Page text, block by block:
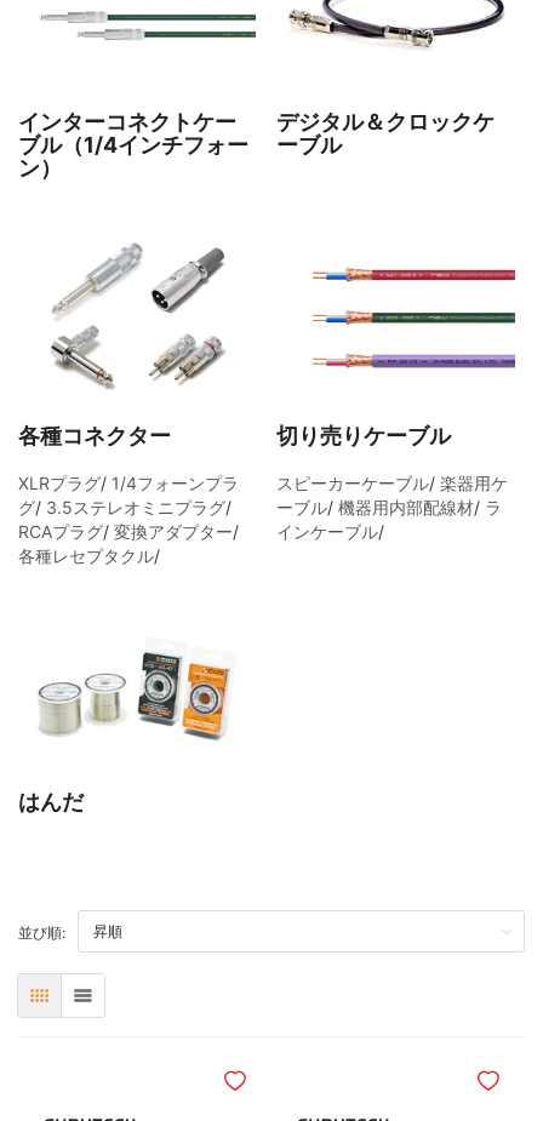
インターコネクトケー
ブル（1/4インチフォー
ン）
デジタル＆クロックケ
ーブル
各種コネクター
XLRプラグ/ 1/4フォーンプラ
グ/ 3.5ステレオミニプラグ/
RCAプラグ/ 変換アダプター/
各種レセプタクル/
切り売りケーブル
スピーカーケーブル/楽器用ケ
ーブル/機器用内部配線材/ ラ
インケーブル/
はんだ
並び順:TOP
表 リスト
ほしいものリストに追加 ほしい